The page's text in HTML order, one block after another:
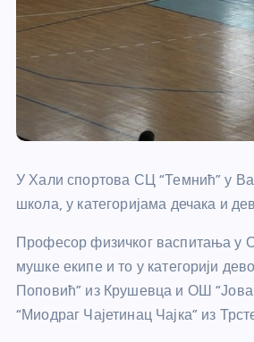
У Хали спортова СЦ “Темнић” у
школа, у категоријама дечака и
Професор физичког васпитања у
мушке екипе и то у категорији
Поповић” из Крушевца и ОШ
“Миодраг Чајетинац Чајка” из